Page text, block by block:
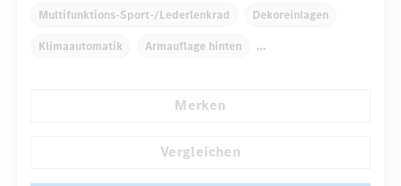
Multifunktions-Sport-/Lederlenkrad Dekoreinlagen
Klimaautomatik Armauflage hinten
Automatisch abblendender Innenspiegel
Merken
Vergleichen